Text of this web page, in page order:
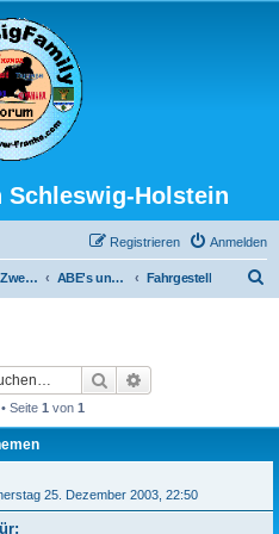
Schleswig-Holstein
Anmelden
Registrieren
Sinn und Zweck der Aktion ABE's und ähnliches (des TÜV's Freude) Fahrgestell
Suche
Seite 1 von 1
25. Dezember 2003, 22:50